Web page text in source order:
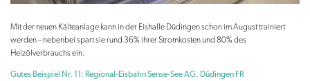
Mit der neuen Kälteanlage kann in der Eishalle Düdingen schon im August trainiert
werden – nebenbei spart sie rund 36% ihrer Stromkosten und 80% des
Heizölverbrauchs ein.
Gutes Beispiel Nr. 11: Regional-Eisbahn Sense-See AG, Düdingen FR